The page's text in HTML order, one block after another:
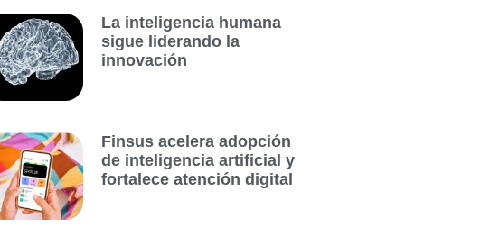
La inteligencia humana
sigue liderando la
innovación
Finsus acelera adopción
de inteligencia artificial y
fortalece atención digital